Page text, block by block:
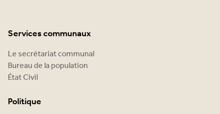
Services communaux
Le secrétariat communal
Bureau de la population
État Civil
Politique